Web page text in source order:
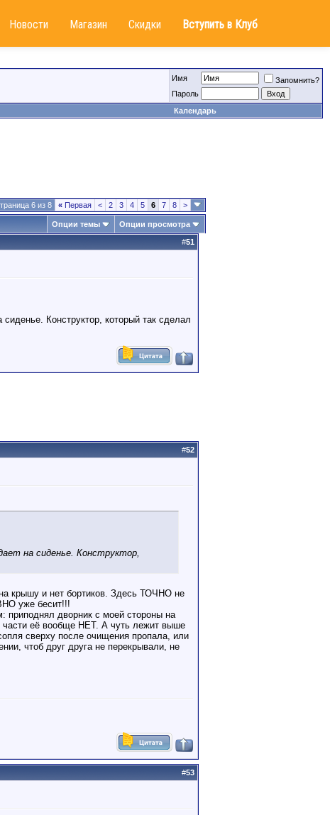
Новости Магазин Скидки Вступить в Клуб
Имя
Запомнить?
Пароль
Календарь
6 из 8 « Первая < 2 3 4 5 6 7 8 >
Опции темы Опции просмотра
#51
Конструктор, который так сделал
#52
на сиденье. Конструктор,
крышу и нет бортиков. Здесь ТОЧНО не
уже бесит!!!
приподнял дворник с моей стороны на
части её вообще НЕТ. А чуть лежит выше
сверху после очищения пропала, или
чтоб друг друга не перекрывали, не
#53